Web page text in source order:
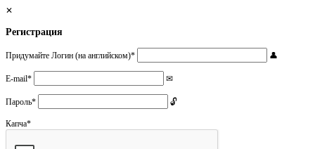
Регистрация
Придумайте Логин (на английском)*
E-mail*
Пароль*
Капча*